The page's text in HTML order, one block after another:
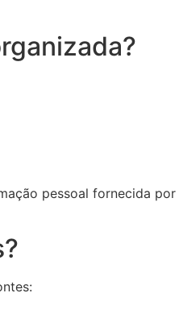
pessoal fornecida